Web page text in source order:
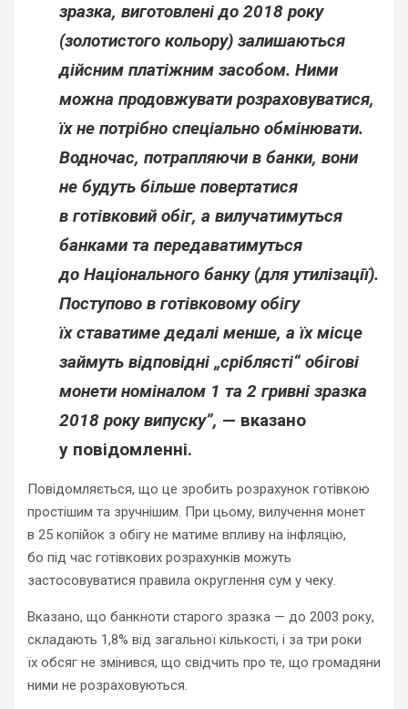
зразка, виготовлені до 2018 року
(золотистого кольору) залишаються
дійсним платіжним засобом. Ними
можна продовжувати розраховуватися,
їх не потрібно спеціально обмінювати.
Водночас, потрапляючи в банки, вони
не будуть більше повертатися
в готівковий обіг, а вилучатимуться
банками та передаватимуться
до Національного банку (для утилізації).
Поступово в готівковому обігу
їх ставатиме дедалі менше, а їх місце
займуть відповідні „сріблясті“ обігові
монети номіналом 1 та 2 гривні зразка
2018 року випуску”, — вказано
у повідомленні.
Повідомляється, що це зробить розрахунок готівкою
простішим та зручнішим. При цьому, вилучення монет
в 25 копійок з обігу не матиме впливу на інфляцію,
бо під час готівкових розрахунків можуть
застосовуватися правила округлення сум у чеку.
Вказано, що банкноти старого зразка — до 2003 року,
складають 1,8% від загальної кількості, і за три роки
їх обсяг не змінився, що свідчить про те, що громадяни
ними не розраховуються.